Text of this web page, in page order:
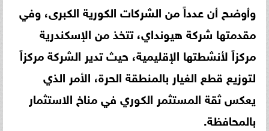
وأوضح أن عدداً من الشركات الكورية الكبرى، وفي
مقدمتها شركة هيونداي، تتخذ من الإسكندرية
مركزاً لأنشطتها الإقليمية، حيث تدير الشركة مركزاً
لتوزيع قطع الغيار بالمنطقة الحرة، الأمر الذي
يعكس ثقة المستثمر الكوري في مناخ الاستثمار
بالمحافظة.